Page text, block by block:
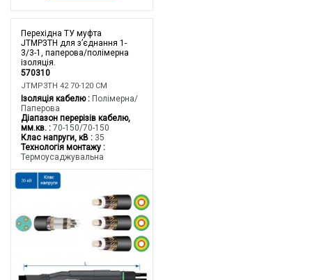
Перехідна ТУ муфта
JTMP3TH для з’єднання 1-
3/3-1, паперова/полімерна
ізоляція.
570310
JTMP3TH 42 70-120 CM
Ізоляція кабелю
Полімерна/
Паперова
Діапазон перерізів кабелю,
мм.кв.
70-150/70-150
Клас напруги, кВ
35
Технологія монтажу
Термоусаджувальна